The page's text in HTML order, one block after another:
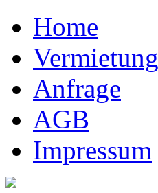
Home
Vermietung
Anfrage
AGB
Impressum